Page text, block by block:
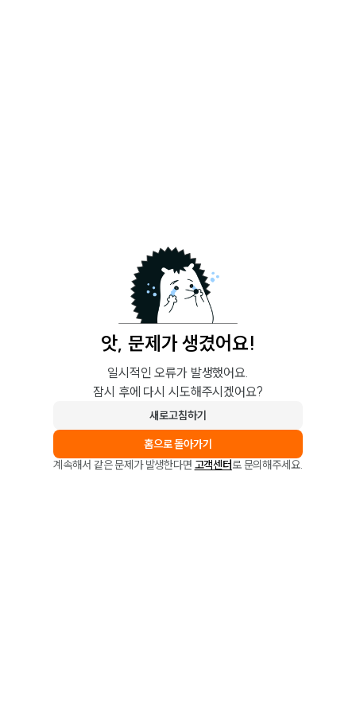
앗, 문제가 생겼어요!
일시적인 오류가 발생했어요.
잠시 후에 다시 시도해주시겠어요?
새로고침하기
홈으로 돌아가기
계속해서 같은 문제가 발생한다면 고객센터로 문의해주세요.